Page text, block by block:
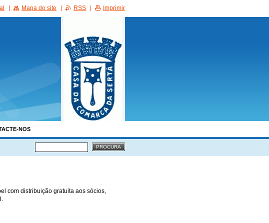
NOS
com distribuição gratuita aos sócios,
Mapa do site RSS Imprimir